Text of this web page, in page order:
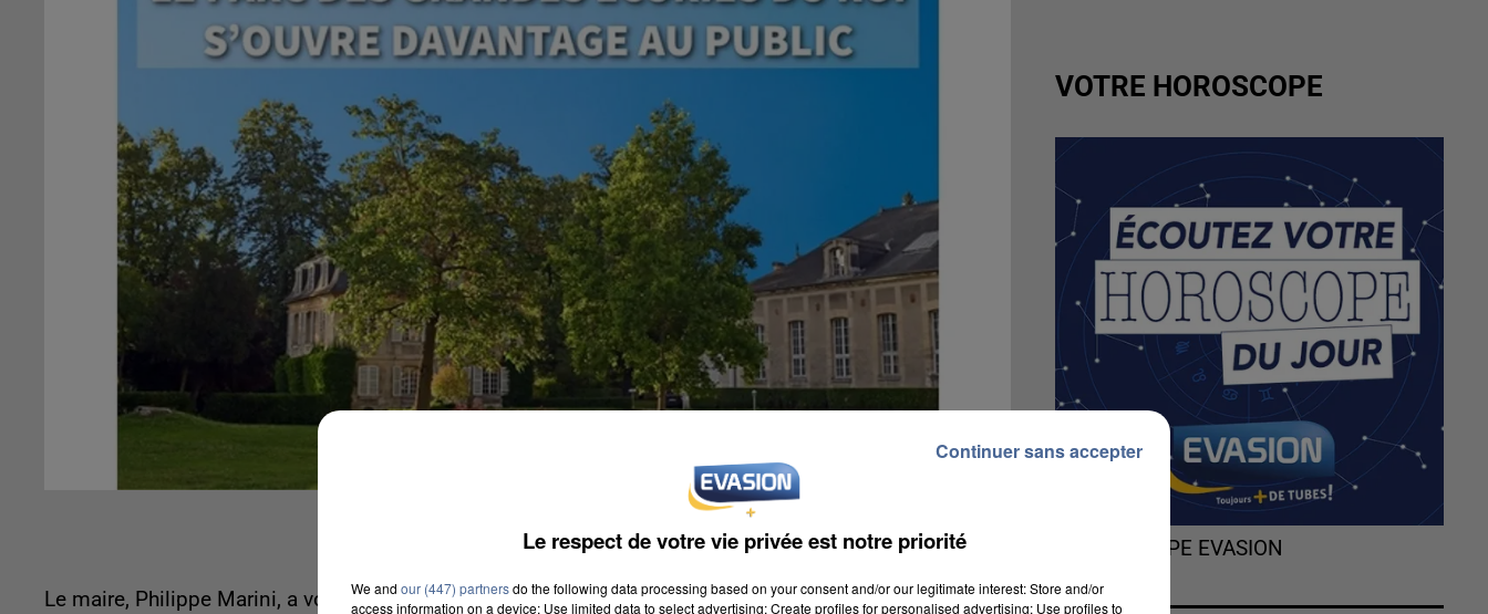
Le maire, Philippe Marini, a voulu ouvrir d'avantage ce lieu au public. Dès ce 1er juin, le parc est ouvert
VOTRE HOROSCOPE
L'HOROSCOPE EVASION
Le respect de votre vie privée est notre priorité
We and our (447) partnersdo the following data processing based on your consent and/or our legitimate interest: Store and/or
access information on a device; Use limited data to select advertising; Create profiles for personalised advertising; Use profiles to
Continuer sans accepter